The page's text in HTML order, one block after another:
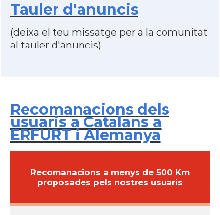
Tauler d'anuncis
(deixa el teu missatge per a la comunitat
al tauler d'anuncis)
Recomanacions dels
usuaris a Catalans a
ERFURT i Alemanya
Recomanacions a menys de 500 Km
proposades pels nostres usuaris